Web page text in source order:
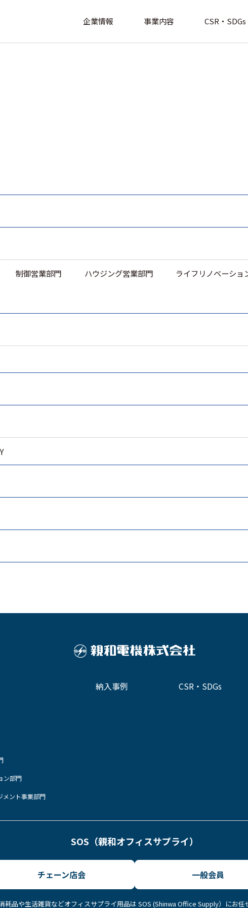
企業情報 事業内容 CSR・SDGs
制御営業部門 ハウジング営業部門 ライフリノベーショ
ン部門
メント事業部門
納入事例 CSR・SDGs
SOS（親和オフィスサプライ）
チェーン店会 一般会員
耗品や生活雑貨などオフィスサプライ用品は SOS (Shinwa Office Supply）にお任